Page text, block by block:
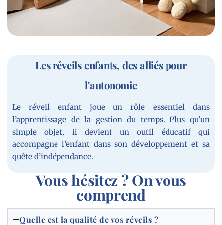
Les réveils enfants, des alliés pour
l'autonomie
Le réveil enfant joue un rôle essentiel dans
l’apprentissage de la gestion du temps. Plus qu’un
simple objet, il devient un outil éducatif qui
accompagne l’enfant dans son développement et sa
quête d’indépendance.
Vous hésitez ? On vous
comprend
Quelle est la qualité de vos réveils ?